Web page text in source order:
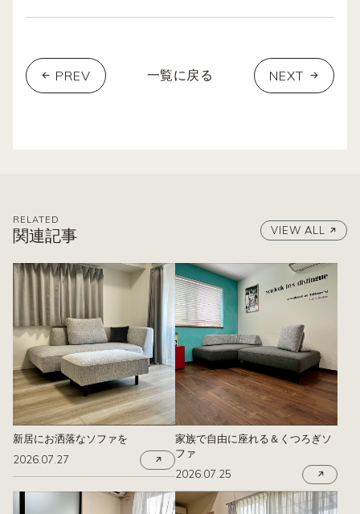
PREV 一覧に戻る NEXT
RELATED
関連記事 VIEW ALL
新居にお洒落なソファを
2026.07.27
家族で自由に座れる＆くつろぎソ
ファ
2026.07.25